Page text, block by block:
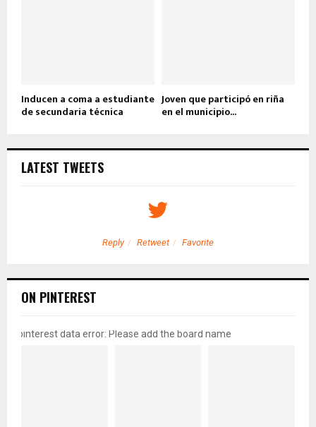
Inducen a coma a estudiante
de secundaria técnica
Joven que participó en riña
en el municipio...
LATEST TWEETS
Reply Retweet Favorite
ON PINTEREST
pinterest data error: Please add the board name